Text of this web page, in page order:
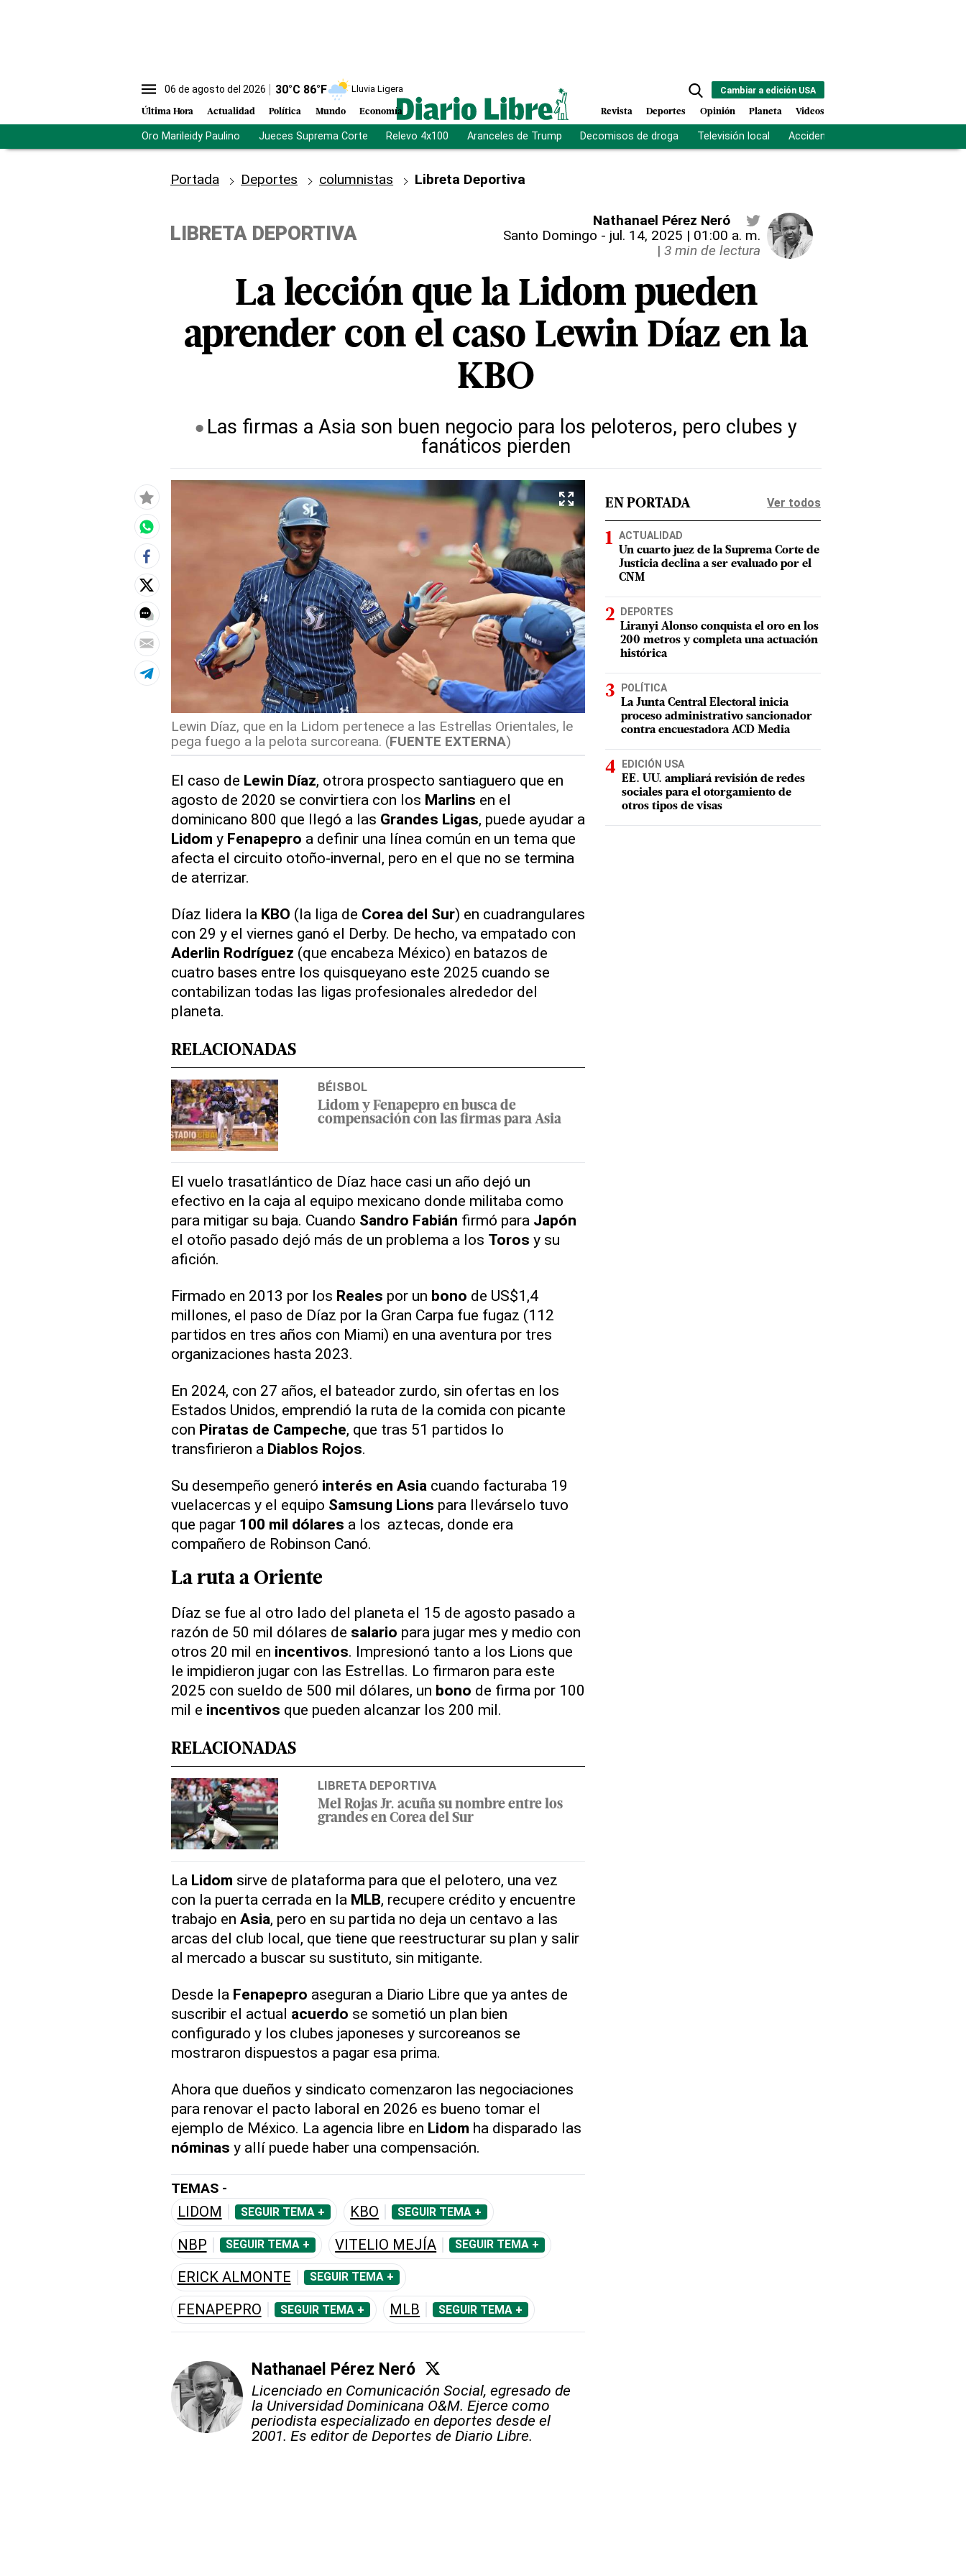
06 de agosto del 2026 30°C 86°F Lluvia Ligera
Última Hora Actualidad Política Mundo Economía
Cambiar a edición USA
Revista Deportes Opinión Planeta Videos
Oro Marileidy Paulino Jueces Suprema Corte Relevo 4x100 Aranceles de Trump Decomisos de droga Televisión local Accidente Los Ríos
Portada Deportes columnistas Libreta Deportiva
LIBRETA DEPORTIVA
Nathanael Pérez Neró
Santo Domingo - jul. 14, 2025 | 01:00 a. m.
| 3 min de lectura
La lección que la Lidom pueden
aprender con el caso Lewin Díaz en la
KBO
Las firmas a Asia son buen negocio para los peloteros, pero clubes y
fanáticos pierden
Lewin Díaz, que en la Lidom pertenece a las Estrellas Orientales, le
pega fuego a la pelota surcoreana. (FUENTE EXTERNA)
El caso de Lewin Díaz, otrora prospecto santiaguero que en
agosto de 2020 se convirtiera con los Marlins en el
dominicano 800 que llegó a las Grandes Ligas, puede ayudar a
Lidom y Fenapepro a definir una línea común en un tema que
afecta el circuito otoño-invernal, pero en el que no se termina
de aterrizar.
Díaz lidera la KBO (la liga de Corea del Sur) en cuadrangulares
con 29 y el viernes ganó el Derby. De hecho, va empatado con
Aderlin Rodríguez (que encabeza México) en batazos de
cuatro bases entre los quisqueyano este 2025 cuando se
contabilizan todas las ligas profesionales alrededor del
planeta.
RELACIONADAS
BÉISBOL
Lidom y Fenapepro en busca de
compensación con las firmas para Asia
El vuelo trasatlántico de Díaz hace casi un año dejó un
efectivo en la caja al equipo mexicano donde militaba como
para mitigar su baja. Cuando Sandro Fabián firmó para Japón
el otoño pasado dejó más de un problema a los Toros y su
afición.
Firmado en 2013 por los Reales por un bono de US$1,4
millones, el paso de Díaz por la Gran Carpa fue fugaz (112
partidos en tres años con Miami) en una aventura por tres
organizaciones hasta 2023.
En 2024, con 27 años, el bateador zurdo, sin ofertas en los
Estados Unidos, emprendió la ruta de la comida con picante
con Piratas de Campeche, que tras 51 partidos lo
transfirieron a Diablos Rojos.
Su desempeño generó interés en Asia cuando facturaba 19
vuelacercas y el equipo Samsung Lions para llevárselo tuvo
que pagar 100 mil dólares a los aztecas, donde era
compañero de Robinson Canó.
La ruta a Oriente
Díaz se fue al otro lado del planeta el 15 de agosto pasado a
razón de 50 mil dólares de salario para jugar mes y medio con
otros 20 mil en incentivos. Impresionó tanto a los Lions que
le impidieron jugar con las Estrellas. Lo firmaron para este
2025 con sueldo de 500 mil dólares, un bono de firma por 100
mil e incentivos que pueden alcanzar los 200 mil.
RELACIONADAS
LIBRETA DEPORTIVA
Mel Rojas Jr. acuña su nombre entre los
grandes en Corea del Sur
La Lidom sirve de plataforma para que el pelotero, una vez
con la puerta cerrada en la MLB, recupere crédito y encuentre
trabajo en Asia, pero en su partida no deja un centavo a las
arcas del club local, que tiene que reestructurar su plan y salir
al mercado a buscar su sustituto, sin mitigante.
Desde la Fenapepro aseguran a Diario Libre que ya antes de
suscribir el actual acuerdo se sometió un plan bien
configurado y los clubes japoneses y surcoreanos se
mostraron dispuestos a pagar esa prima.
Ahora que dueños y sindicato comenzaron las negociaciones
para renovar el pacto laboral en 2026 es bueno tomar el
ejemplo de México. La agencia libre en Lidom ha disparado las
nóminas y allí puede haber una compensación.
TEMAS -
LIDOM SEGUIR TEMA + KBO SEGUIR TEMA +
NBP SEGUIR TEMA + VITELIO MEJÍA SEGUIR TEMA +
ERICK ALMONTE SEGUIR TEMA +
FENAPEPRO SEGUIR TEMA + MLB SEGUIR TEMA +
Nathanael Pérez Neró
Licenciado en Comunicación Social, egresado de
la Universidad Dominicana O&M. Ejerce como
periodista especializado en deportes desde el
2001. Es editor de Deportes de Diario Libre.
EN PORTADA Ver todos
ACTUALIDAD
Un cuarto juez de la Suprema Corte de
Justicia declina a ser evaluado por el
CNM
DEPORTES
Liranyi Alonso conquista el oro en los
200 metros y completa una actuación
histórica
POLÍTICA
La Junta Central Electoral inicia
proceso administrativo sancionador
contra encuestadora ACD Media
EDICIÓN USA
EE. UU. ampliará revisión de redes
sociales para el otorgamiento de
otros tipos de visas